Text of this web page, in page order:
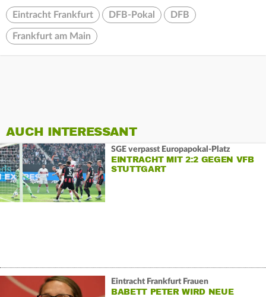
Eintracht Frankfurt DFB-Pokal DFB
Frankfurt am Main
AUCH INTERESSANT
SGE verpasst Europapokal-Platz
EINTRACHT MIT 2:2 GEGEN VFB
STUTTGART
Eintracht Frankfurt Frauen
BABETT PETER WIRD NEUE